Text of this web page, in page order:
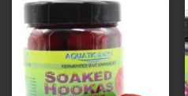
weist
mehrere
Varianten
auf.
Die
Optionen